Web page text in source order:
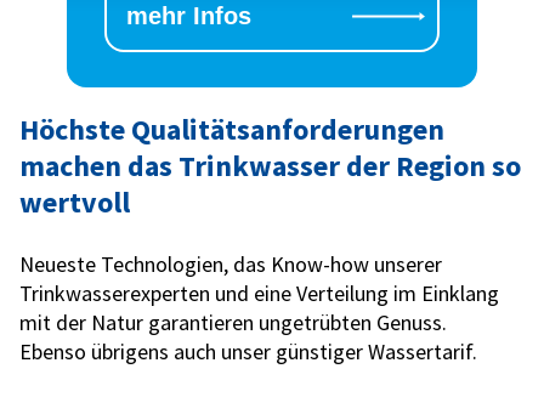
mehr Infos
Höchste Qualitätsanforderungen
machen das Trinkwasser der Region so
wertvoll
Neueste Technologien, das Know-how unserer
Trinkwasserexperten und eine Verteilung im Einklang
mit der Natur garantieren ungetrübten Genuss.
Ebenso übrigens auch unser günstiger Wassertarif.